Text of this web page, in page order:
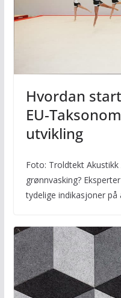
Hvordan
EU-
utvikling
Foto: Troldtekt
grønnvasking?
tydelige indikasjoner